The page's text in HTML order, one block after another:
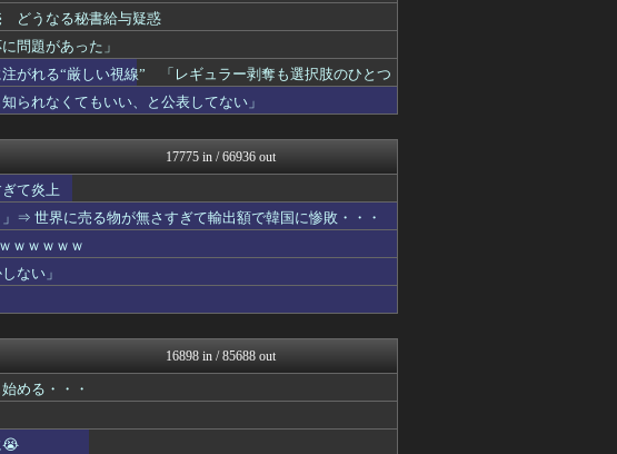
凹凸ちゃんねる 発達障害・...
か？
ウマ娘まとめ速報うまろぐ
何してる...
アルファルファモザイク＠ネ...
イドルの...
それからの出来事() アイ...
乃木通 乃木坂46櫻坂46...
コンテンツ・声優 | ラブ...
式に呼...
かぞくちゃんねる
は...
ほんわかMkⅡ
スターライト速報 -遊戯王...
えすえすログ
アイドル・女子アナ★吟じま...
ひま速(°∀°) -暇つぶ...
日刊やきう速報
計な出費...
う君が萩...
SS 森きのこ！
ぁ！」
どうなる秘書給与疑惑
問題があった」
がれる“厳しい視線” 「レギュラー剥奪も選択肢のひとつ
られなくてもいい、と公表してない」
17775 in / 66936 out
て炎上
⇒ 世界に売る物が無さすぎて輸出額で韓国に惨敗・・・
ｗｗｗｗｗ
ない」
16898 in / 85688 out
める・・・
😭